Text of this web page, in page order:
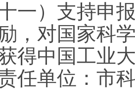
）支持申报
，对国家科
得中国工业
任单位：市